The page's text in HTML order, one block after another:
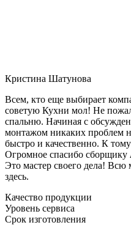
Кристина Шатунова
Всем, кто еще выбирает
советую Кухни мол! Не
спальню. Начиная с
монтажом никаких проблем
быстро и качественно. К
Огромное спасибо сборщику
Это мастер своего дела! Всю
здесь.
Качество продукции
Уровень сервиса
Срок изготовления